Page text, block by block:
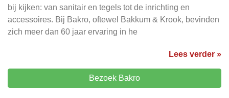
bij kijken: van sanitair en tegels tot de inrichting en
accessoires. Bij Bakro, oftewel Bakkum & Krook, bevinden
zich meer dan 60 jaar ervaring in he
Lees verder »
Bezoek Bakro